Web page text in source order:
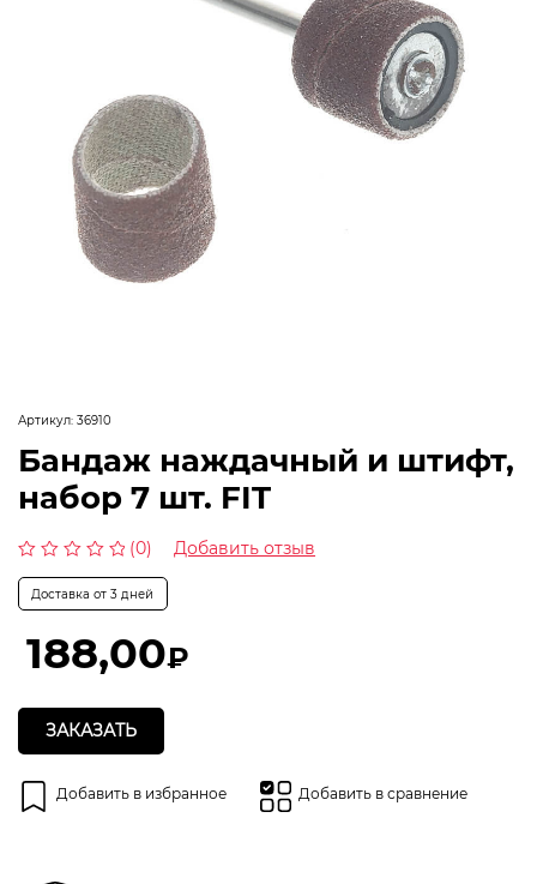
Артикул: 36910
Бандаж наждачный и штифт,
набор 7 шт. FIT
из
(0) Добавить отзыв
Доставка от 3 дней
188,00₽
ЗАКАЗАТЬ
Добавить в избранное Добавить в сравнение